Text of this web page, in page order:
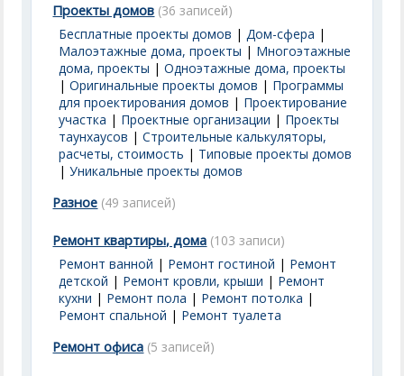
Проекты домов (36 записей)
Бесплатные проекты домов |Дом-сфера |
Малоэтажные дома, проекты | Многоэтажные
дома, проекты |Одноэтажные дома, проекты
|Оригинальные проекты домов | Программы
для проектирования домов | Проектирование
участка | Проектные организации | Проекты
таунхаусов |Строительные калькуляторы,
расчеты, стоимость | Типовые проекты домов
|Уникальные проекты домов
Разное (49 записей)
Ремонт квартиры, дома (103 записи)
Ремонт ванной | Ремонт гостиной | Ремонт
детской | Ремонт кровли, крыши | Ремонт
кухни | Ремонт пола | Ремонт потолка |
Ремонт спальной | Ремонт туалета
Ремонт офиса (5 записей)